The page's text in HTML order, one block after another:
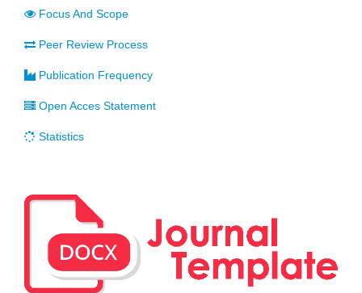
Focus And Scope
Peer Review Process
Publication Frequency
Open Acces Statement
Statistics